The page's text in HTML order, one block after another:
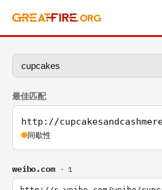
最佳匹配
http://
间歇性
weibo.com · 1